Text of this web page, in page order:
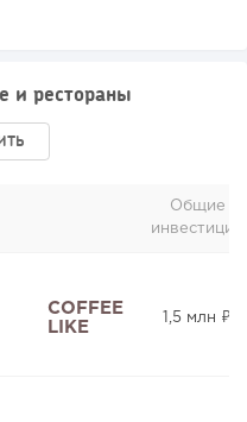
и рестораны
Общие
инвестиции
COFFEE
LIKE
1,5 млн ₽